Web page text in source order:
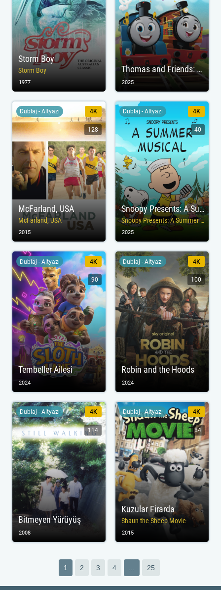
Storm Boy
Storm Boy
1977
Thomas and Friends: Sodor Sings Together
2025
McFarland, USA
McFarland, USA
Dublaj - Altyazı 4K
128
2015
Snoopy Presents: A Summer Musical
Snoopy Presents: A Summer Musical
Dublaj - Altyazı 4K
40
2025
Tembeller Ailesi
Dublaj - Altyazı 4K
90
2024
Robin and the Hoods
Dublaj - Altyazı 4K
100
2024
Bitmeyen Yürüyüş
Dublaj - Altyazı 4K
114
2008
Kuzular Firarda
Shaun the Sheep Movie
Dublaj - Altyazı 4K
84
2015
1 2 3 4 25